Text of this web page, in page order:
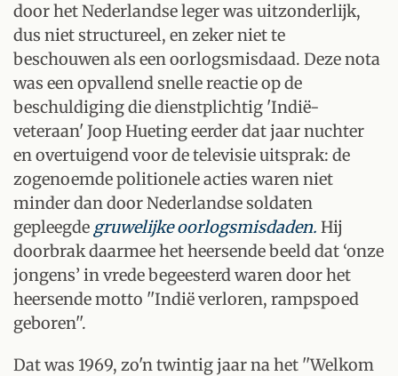
door het Nederlandse leger was uitzonderlijk,
dus niet structureel, en zeker niet te
beschouwen als een oorlogsmisdaad. Deze nota
was een opvallend snelle reactie op de
beschuldiging die dienstplichtig 'Indië-
veteraan' Joop Hueting eerder dat jaar nuchter
en overtuigend voor de televisie uitsprak: de
zogenoemde politionele acties waren niet
minder dan door Nederlandse soldaten
gepleegde gruwelijke oorlogsmisdaden. Hij
doorbrak daarmee het heersende beeld dat ‘onze
jongens’ in vrede begeesterd waren door het
heersende motto ''Indië verloren, rampspoed
geboren''.
Dat was 1969, zo'n twintig jaar na het ''Welkom